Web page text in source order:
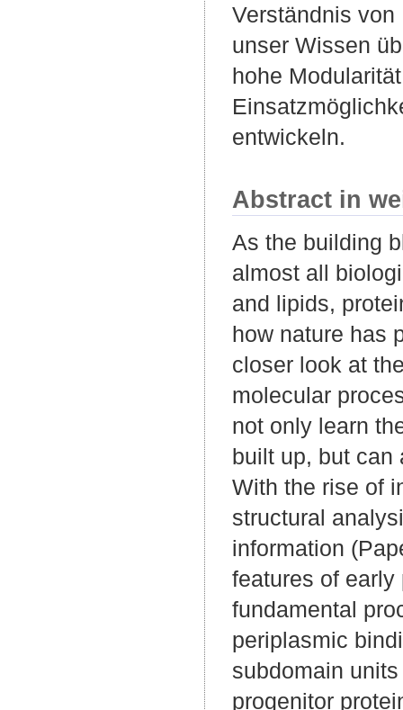
Verständnis
unser Wissen
hohe
entwickeln.
Abstract in
As the building
almost all
and lipids,
how nature has
closer look at
molecular
not only learn
built up, but can
With the rise of
structural
information
features of
fundamental
periplasmic
subdomain
progenitor